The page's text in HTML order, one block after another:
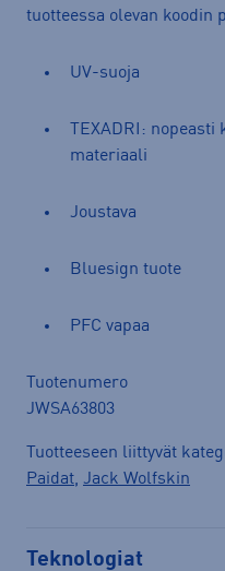
tuotteessa olevan koodin
UV-suoja
TEXADRI:
materiaali
Joustava
Bluesign tuote
PFC vapaa
Tuotenumero
JWSA63803
Tuotteeseen liittyvät
Paidat, Jack Wolfskin
Teknologiat